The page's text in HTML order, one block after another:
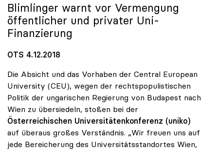
Blimlinger warnt vor Vermengung
öffentlicher und privater Uni-
Finanzierung
OTS 4.12.2018
Die Absicht und das Vorhaben der Central European
University (CEU), wegen der rechtspopulistischen
Politik der ungarischen Regierung von Budapest nach
Wien zu übersiedeln, stoßen bei der
Österreichischen Universitätenkonferenz (uniko)
auf überaus großes Verständnis. „Wir freuen uns auf
jede Bereicherung des Universitätsstandortes Wien,